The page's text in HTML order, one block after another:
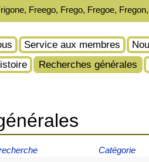
Freego, Frego, Fregoe,
Service aux membres
Recherches générales
Catégorie